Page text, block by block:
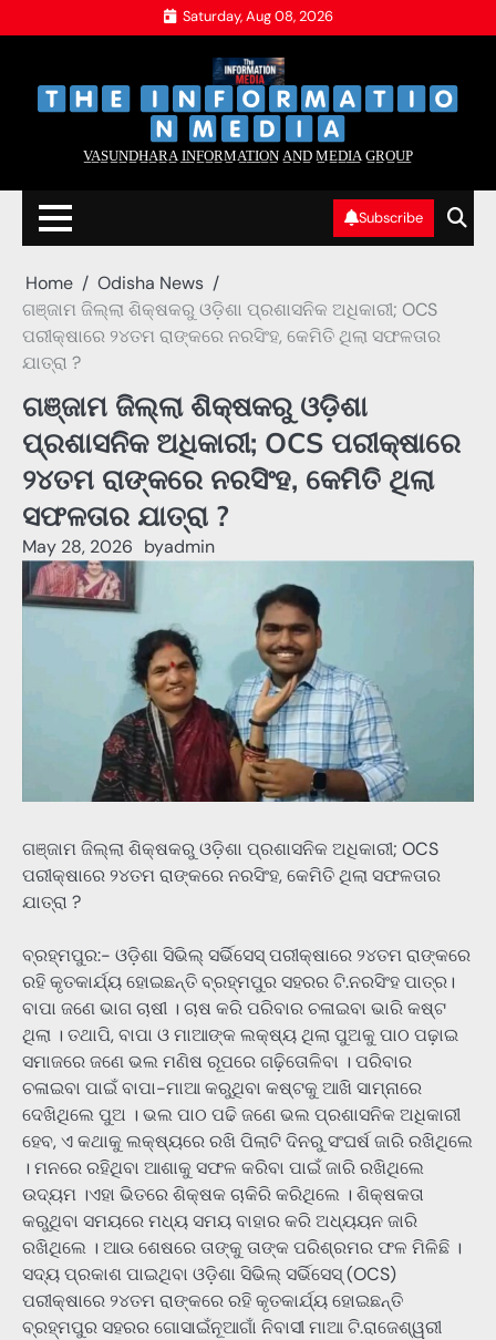
to
Saturday, Aug 08, 2026
V̲A̲S̲U̲N̲D̲H̲A̲R̲A̲ I̲N̲F̲O̲R̲M̲A̲T̲I̲O̲N̲ A̲N̲D̲ M̲E̲D̲I̲A̲ G̲R̲O̲U̲P̲
Subscribe
Home
Odisha News
ଗଞ୍ଜାମ ଜିଲ୍ଲା ଶିକ୍ଷକରୁ ଓଡ଼ିଶା ପ୍ରଶାସନିକ ଅଧିକାରୀ; OCS
ପରୀକ୍ଷାରେ ୨୪ତମ ରାଙ୍କରେ ନରସିଂହ, କେମିତି ଥିଲା ସଫଳତାର
ଯାତ୍ରା ?
ଗଞ୍ଜାମ ଜିଲ୍ଲା ଶିକ୍ଷକରୁ ଓଡ଼ିଶା
ପ୍ରଶାସନିକ ଅଧିକାରୀ; OCS ପରୀକ୍ଷାରେ
୨୪ତମ ରାଙ୍କରେ ନରସିଂହ, କେମିତି ଥିଲା
ସଫଳତାର ଯାତ୍ରା ?
May 28, 2026 byadmin
ଗଞ୍ଜାମ ଜିଲ୍ଲା ଶିକ୍ଷକରୁ ଓଡ଼ିଶା ପ୍ରଶାସନିକ ଅଧିକାରୀ; OCS
ପରୀକ୍ଷାରେ ୨୪ତମ ରାଙ୍କରେ ନରସିଂହ, କେମିତି ଥିଲା ସଫଳତାର
ଯାତ୍ରା ?
ବ୍ରହ୍ମପୁର:- ଓଡ଼ିଶା ସିଭିଲ୍ ସର୍ଭିସେସ୍ ପରୀକ୍ଷାରେ ୨୪ତମ ରାଙ୍କରେ
ରହି କୃତକାର୍ଯ୍ୟ ହୋଇଛନ୍ତି ବ୍ରହ୍ମପୁର ସହରର ଟି.ନରସିଂହ ପାତ୍ର।
ବାପା ଜଣେ ଭାଗ ଚାଷୀ । ଚାଷ କରି ପରିବାର ଚଳାଇବା ଭାରି କଷ୍ଟ
ଥିଲା । ତଥାପି, ବାପା ଓ ମାଆଙ୍କ ଲକ୍ଷ୍ୟ ଥିଲା ପୁଅକୁ ପାଠ ପଢ଼ାଇ
ସମାଜରେ ଜଣେ ଭଲ ମଣିଷ ରୂପରେ ଗଢ଼ିତୋଳିବା । ପରିବାର
ଚଳାଇବା ପାଇଁ ବାପା-ମାଆ କରୁଥିବା କଷ୍ଟକୁ ଆଖି ସାମ୍ନାରେ
ଦେଖିଥିଲେ ପୁଅ । ଭଲ ପାଠ ପଢି ଜଣେ ଭଲ ପ୍ରଶାସନିକ ଅଧିକାରୀ
ହେବ, ଏ କଥାକୁ ଲକ୍ଷ୍ୟରେ ରଖି ପିଲାଟି ଦିନରୁ ସଂଘର୍ଷ ଜାରି ରଖିଥିଲେ
। ମନରେ ରହିଥିବା ଆଶାକୁ ସଫଳ କରିବା ପାଇଁ ଜାରି ରଖିଥିଲେ
ଉଦ୍ୟମ ।ଏହା ଭିତରେ ଶିକ୍ଷକ ଚାକିରି କରିଥିଲେ । ଶିକ୍ଷକତା
କରୁଥିବା ସମୟରେ ମଧ୍ୟ ସମୟ ବାହାର କରି ଅଧ୍ୟୟନ ଜାରି
ରଖିଥିଲେ । ଆଉ ଶେଷରେ ତାଙ୍କୁ ତାଙ୍କ ପରିଶ୍ରମର ଫଳ ମିଳିଛି ।
ସଦ୍ୟ ପ୍ରକାଶ ପାଇଥିବା ଓଡ଼ିଶା ସିଭିଲ୍ ସର୍ଭିସେସ୍ (OCS)
ପରୀକ୍ଷାରେ ୨୪ତମ ରାଙ୍କରେ ରହି କୃତକାର୍ଯ୍ୟ ହୋଇଛନ୍ତି
ବ୍ରହ୍ମପୁର ସହରର ଗୋସାଇଁନୂଆଗାଁ ନିବାସୀ ମାଆ ଟି.ରାଜେଶ୍ୱରୀ